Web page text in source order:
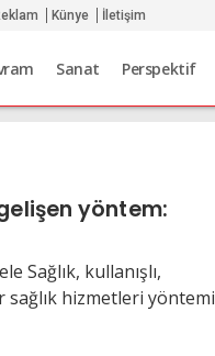
Künye İletişim
Sanat Perspektif
yöntem:
Sağlık, kullanışlı,
sağlık hizmetleri yöntemi